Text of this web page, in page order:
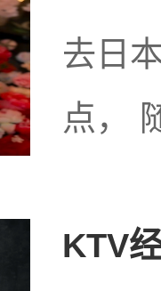
去日
点，
KTV